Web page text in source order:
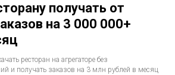
получать от
на 3 000 000+
ресторан на агрегаторе без
и получать заказов на 3 млн рублей в месяц